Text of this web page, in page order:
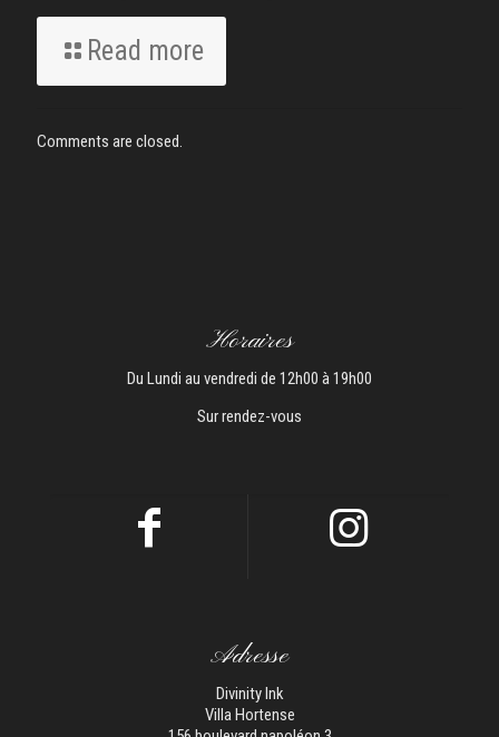
Read more
Comments are closed.
Horaires
Du Lundi au vendredi de 12h00 à 19h00
Sur rendez-vous
Adresse
Divinity Ink
Villa Hortense